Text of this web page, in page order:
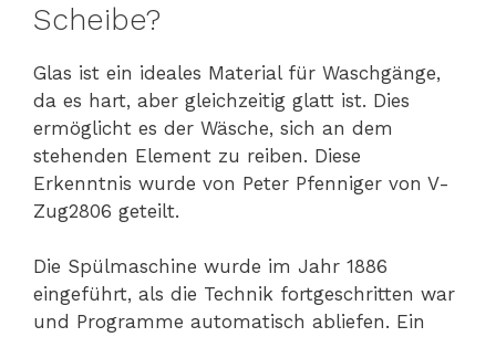
Scheibe?
Glas ist ein ideales Material für Waschgänge,
da es hart, aber gleichzeitig glatt ist. Dies
ermöglicht es der Wäsche, sich an dem
stehenden Element zu reiben. Diese
Erkenntnis wurde von Peter Pfenniger von V-
Zug2806 geteilt.
Die Spülmaschine wurde im Jahr 1886
eingeführt, als die Technik fortgeschritten war
und Programme automatisch abliefen. Ein